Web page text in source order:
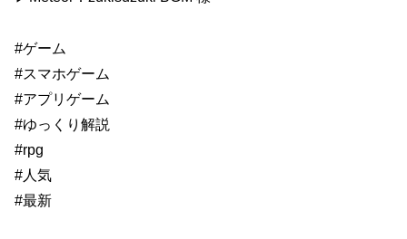
#ゲーム
#スマホゲーム
#アプリゲーム
#ゆっくり解説
#rpg
#人気
#最新